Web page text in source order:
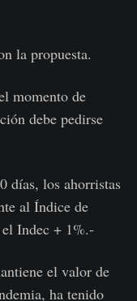
la propuesta.
momento de
debe pedirse
días, los ahorristas
al Índice de
Indec + 1%.-
el valor de
ha tenido